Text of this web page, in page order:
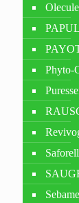
Phyto-